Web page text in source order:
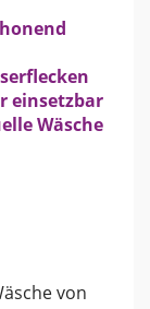
einsetzbar
Wäsche
von